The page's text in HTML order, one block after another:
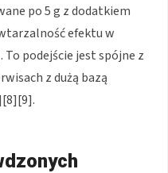
po 5 g z dodatkiem
efektu w
podejście jest spójne z
z dużą bazą